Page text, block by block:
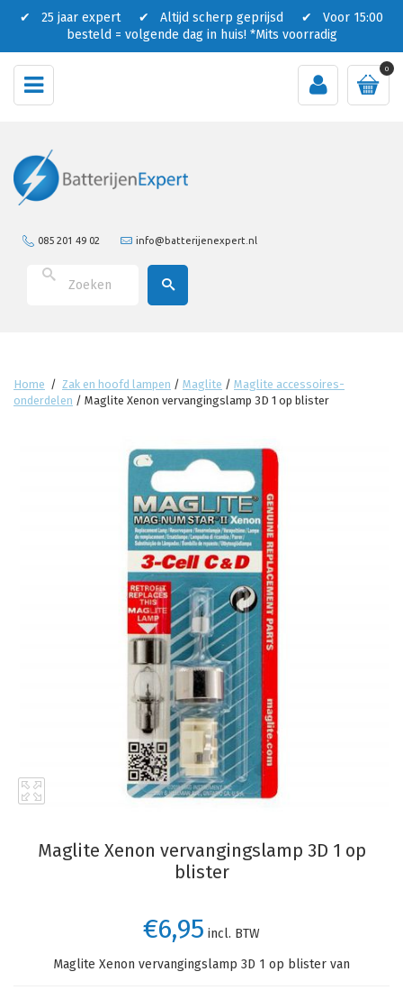
✔ 25 jaar expert ✔ Altijd scherp geprijsd ✔ Voor 15:00
besteld = volgende dag in huis! *Mits voorradig
0
085 201 49 02 info@batterijenexpert.nl
Home / Zak en hoofd lampen / Maglite / Maglite accessoires-
onderdelen / Maglite Xenon vervangingslamp 3D 1 op blister
Maglite Xenon vervangingslamp 3D 1 op
blister
€6,95 incl. BTW
Maglite Xenon vervangingslamp 3D 1 op blister van